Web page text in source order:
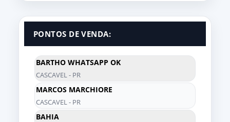
PONTOS DE VENDA:
BARTHO WHATSAPP OK
CASCAVEL - PR
MARCOS MARCHIORE
CASCAVEL - PR
BAHIA